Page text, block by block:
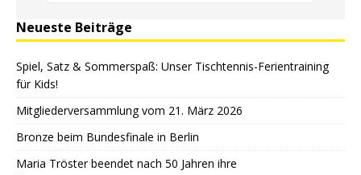
Neueste Beiträge
Spiel, Satz & Sommerspaß: Unser Tischtennis-Ferientraining
für Kids!
Mitgliederversammlung vom 21. März 2026
Bronze beim Bundesfinale in Berlin
Maria Tröster beendet nach 50 Jahren ihre